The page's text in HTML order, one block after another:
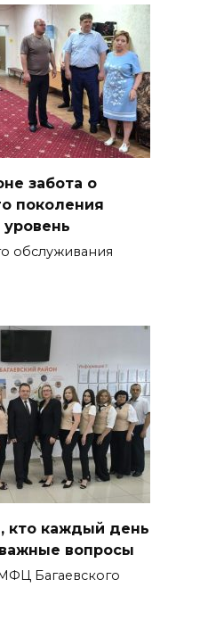
забота о
поколения
обслуживания
кто каждый день
вопросы
Багаевского